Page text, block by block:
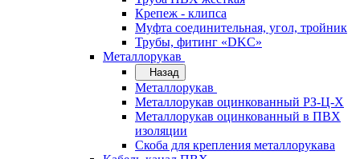
Крепеж - клипса
Муфта соединительная, угол, тройник
Трубы, фитинг «DKC»
Металлорукав
Назад
Металлорукав
Металлорукав оцинкованный РЗ-Ц-Х
Металлорукав оцинкованный в ПВХ
изоляции
Скоба для крепления металлорукава